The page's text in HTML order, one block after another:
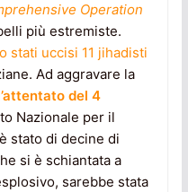
Operation
più estremiste.
stati uccisi 11 jihadisti
Ad aggravare la
del 4
Nazionale per il
stato di decine di
si è schiantata a
sarebbe stata